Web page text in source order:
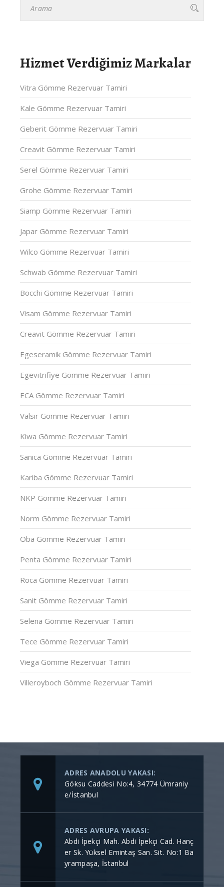
Hizmet Verdiğimiz Markalar
Vitra Gömme Rezervuar Tamiri
Kale Gömme Rezervuar Tamiri
Geberit Gömme Rezervuar Tamiri
Creavit Gömme Rezervuar Tamiri
Serel Gömme Rezervuar Tamiri
Grohe Gömme Rezervuar Tamiri
Siamp Gömme Rezervuar Tamiri
Japar Gömme Rezervuar Tamiri
Wilco Gömme Rezervuar Tamiri
Schwab Gömme Rezervuar Tamiri
Bocchi Gömme Rezervuar Tamiri
Visam Gömme Rezervuar Tamiri
Creavit Gömme Rezervuar Tamiri
Egeseramik Gömme Rezervuar Tamiri
Egevitrifiye Gömme Rezervuar Tamiri
ECA Gömme Rezervuar Tamiri
Valsir Gömme Rezervuar Tamiri
Kiwa Gömme Rezervuar Tamiri
Sanica Gömme Rezervuar Tamiri
Kariba Gömme Rezervuar Tamiri
NKP Gömme Rezervuar Tamiri
Norm Gömme Rezervuar Tamiri
Oba Gömme Rezervuar Tamiri
Penta Gömme Rezervuar Tamiri
Roca Gömme Rezervuar Tamiri
Sanit Gömme Rezervuar Tamiri
Selena Gömme Rezervuar Tamiri
Tece Gömme Rezervuar Tamiri
Viega Gömme Rezervuar Tamiri
Villeroyboch Gömme Rezervuar Tamiri
ADRES ANADOLU YAKASI:
Göksu Caddesi No:4, 34774 Ümraniy
e/İstanbul
ADRES AVRUPA YAKASI:
Abdi İpekçi Mah. Abdi İpekçi Cad. Hanç
er Sk. Yüksel Emintaş San. Sit. No:1 Ba
yrampaşa, İstanbul